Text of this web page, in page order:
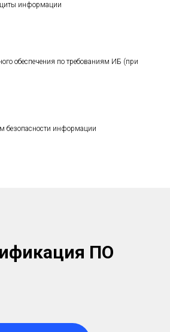
информации
обеспечения по требованиям ИБ (при
безопасности информации
ПО